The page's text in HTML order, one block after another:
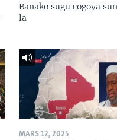
Banako sugu cogoya
la
MARS 12, 2025